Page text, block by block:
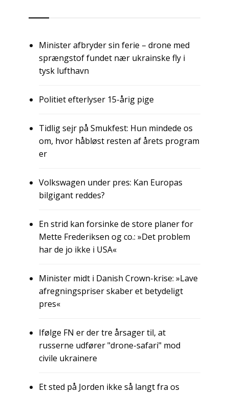
Minister afbryder sin ferie – drone med
sprængstof fundet nær ukrainske fly i
tysk lufthavn
Politiet efterlyser 15-årig pige
Tidlig sejr på Smukfest: Hun mindede os
om, hvor håbløst resten af årets program
er
Volkswagen under pres: Kan Europas
bilgigant reddes?
En strid kan forsinke de store planer for
Mette Frederiksen og co.: »Det problem
har de jo ikke i USA«
Minister midt i Danish Crown-krise: »Lave
afregningspriser skaber et betydeligt
pres«
Ifølge FN er der tre årsager til, at
russerne udfører "drone-safari" mod
civile ukrainere
Et sted på Jorden ikke så langt fra os